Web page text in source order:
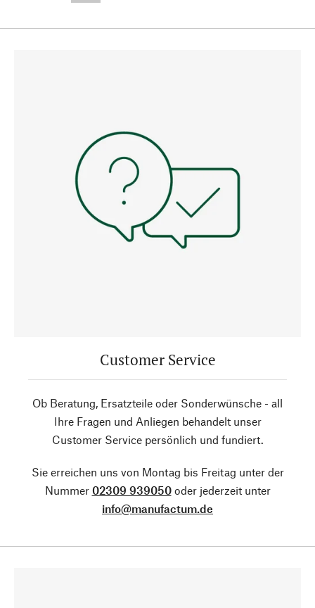
Customer Service
Ob Beratung, Ersatzteile oder Sonderwünsche - all
Ihre Fragen und Anliegen behandelt unser
Customer Service persönlich und fundiert.
Sie erreichen uns von Montag bis Freitag unter der
Nummer 02309 939050oder jederzeit unter
info@manufactum.de